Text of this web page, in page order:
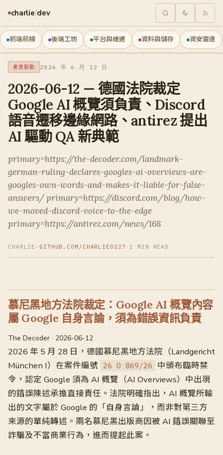
charlie/dev
前端前線 後端工坊 平台與維運 資料與儲存 資安雷達
產業脈動 2026 年 6 月 12 日
2026-06-12 — 德國法院裁定
Google AI 概覽須負責、Discord
語音遷移邊緣網路、antirez 提出
AI 驅動 QA 新典範
primary=https://the-decoder.com/landmark-
german-ruling-declares-googles-ai-overviews-are-
googles-own-words-and-makes-it-liable-for-false-
answers/ primary=https://discord.com/blog/how-
we-moved-discord-voice-to-the-edge
primary=https://antirez.com/news/168
CHARLIE · GITHUB.COM/CHARLIE0227 · 1 MIN READ
慕尼黑地方法院裁定：Google AI 概覽內容
屬 Google 自身言論，須為錯誤資訊負責
The Decoder · 2026-06-12
2026 年 5 月 28 日，德國慕尼黑地方法院（Landgericht
München I）在案件編號
26 O 869/26
中頒布臨時禁
令，認定 Google 須為 AI 概覽（AI Overviews）中出現
的錯誤陳述承擔直接責任。法院明確指出，AI 概覽所輸
出的文字屬於 Google 的「自身言論」，而非對第三方
來源的單純轉述。兩名慕尼黑出版商因被 AI 錯誤關聯至
詐騙及不當商業行為，進而提起此案。